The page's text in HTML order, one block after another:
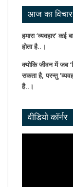
आज का विचार
हमारा ‘व्यवहार’ कई
होता है..।
क्योकि जीवन में जब
सकता है,परन्तु
है..।
वीडियो कॉर्नर